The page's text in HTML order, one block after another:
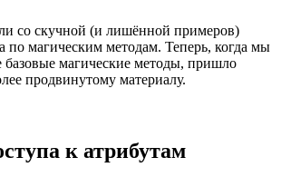
со скучной (и лишённой примеров)
по магическим методам. Теперь, когда мы
базовые магические методы, пришло
продвинутому материалу.
к атрибутам